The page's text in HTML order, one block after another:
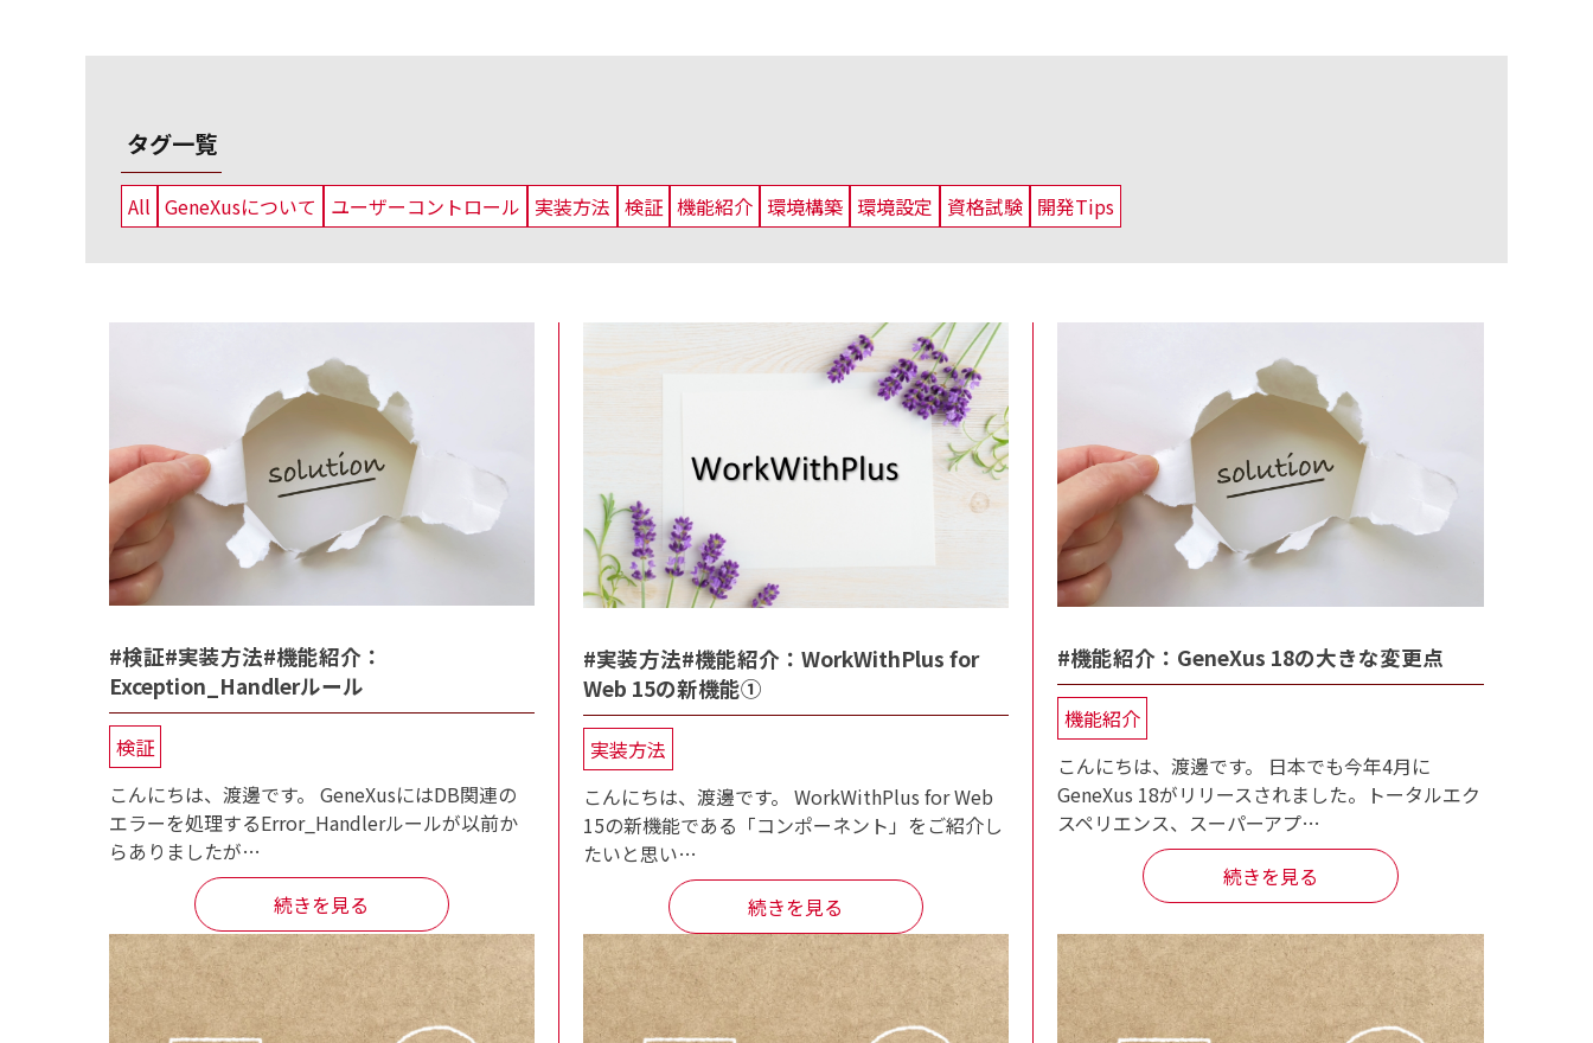
タグ一覧
All GeneXusについて ユーザーコントロール 実装方法 検証 機能紹介 環境構築 環境設定 資格試験 開発Tips
#検証#実装方法#機能紹介：
Exception_Handlerルール
検証
こんにちは、渡邊です。 GeneXusにはDB関連の
エラーを処理するError_Handlerルールが以前か
らありましたが…
続きを見る
#実装方法#機能紹介：WorkWithPlus for
Web 15の新機能①
実装方法
こんにちは、渡邊です。 WorkWithPlus for Web
15の新機能である「コンポーネント」をご紹介し
たいと思い…
続きを見る
#機能紹介：GeneXus 18の大きな変更点
機能紹介
こんにちは、渡邊です。 日本でも今年4月に
GeneXus 18がリリースされました。トータルエク
スペリエンス、スーパーアプ…
続きを見る